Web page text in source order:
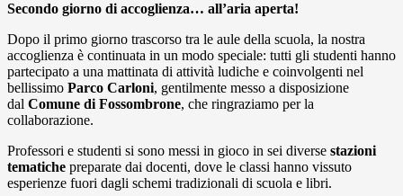
Secondo giorno di accoglienza… all’aria aperta!
Dopo il primo giorno trascorso tra le aule della scuola, la nostra
accoglienza è continuata in un modo speciale: tutti gli studenti hanno
partecipato a una mattinata di attività ludiche e coinvolgenti nel
bellissimo Parco Carloni, gentilmente messo a disposizione
dal Comune di Fossombrone, che ringraziamo per la
collaborazione.
Professori e studenti si sono messi in gioco in sei diverse stazioni
tematiche preparate dai docenti, dove le classi hanno vissuto
esperienze fuori dagli schemi tradizionali di scuola e libri.